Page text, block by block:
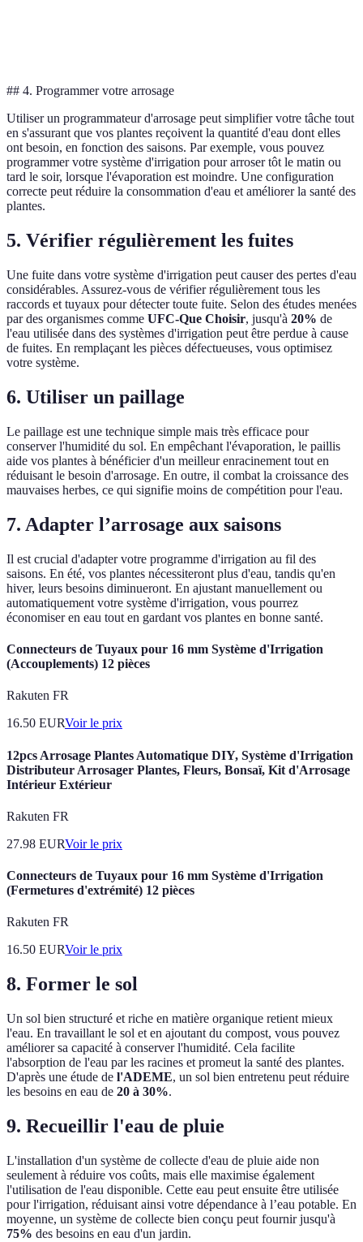
## 4. Programmer votre arrosage
Utiliser un programmateur d'arrosage peut simplifier votre tâche tout
en s'assurant que vos plantes reçoivent la quantité d'eau dont elles
ont besoin, en fonction des saisons. Par exemple, vous pouvez
programmer votre système d'irrigation pour arroser tôt le matin ou
tard le soir, lorsque l'évaporation est moindre. Une configuration
correcte peut réduire la consommation d'eau et améliorer la santé des
plantes.
5. Vérifier régulièrement les fuites
Une fuite dans votre système d'irrigation peut causer des pertes d'eau
considérables. Assurez-vous de vérifier régulièrement tous les
raccords et tuyaux pour détecter toute fuite. Selon des études menées
par des organismes comme UFC-Que Choisir, jusqu'à 20% de
l'eau utilisée dans des systèmes d'irrigation peut être perdue à cause
de fuites. En remplaçant les pièces défectueuses, vous optimisez
votre système.
6. Utiliser un paillage
Le paillage est une technique simple mais très efficace pour
conserver l'humidité du sol. En empêchant l'évaporation, le paillis
aide vos plantes à bénéficier d'un meilleur enracinement tout en
réduisant le besoin d'arrosage. En outre, il combat la croissance des
mauvaises herbes, ce qui signifie moins de compétition pour l'eau.
7. Adapter l’arrosage aux saisons
Il est crucial d'adapter votre programme d'irrigation au fil des
saisons. En été, vos plantes nécessiteront plus d'eau, tandis qu'en
hiver, leurs besoins diminueront. En ajustant manuellement ou
automatiquement votre système d'irrigation, vous pourrez
économiser en eau tout en gardant vos plantes en bonne santé.
Connecteurs de Tuyaux pour 16 mm Système d'Irrigation
(Accouplements) 12 pièces
Rakuten FR
16.50 EURVoir le prix
12pcs Arrosage Plantes Automatique DIY, Système d'Irrigation
Distributeur Arrosager Plantes, Fleurs, Bonsaï, Kit d'Arrosage
Intérieur Extérieur
Rakuten FR
27.98 EURVoir le prix
Connecteurs de Tuyaux pour 16 mm Système d'Irrigation
(Fermetures d'extrémité) 12 pièces
Rakuten FR
16.50 EURVoir le prix
8. Former le sol
Un sol bien structuré et riche en matière organique retient mieux
l'eau. En travaillant le sol et en ajoutant du compost, vous pouvez
améliorer sa capacité à conserver l'humidité. Cela facilite
l'absorption de l'eau par les racines et promeut la santé des plantes.
D'après une étude de l'ADEME, un sol bien entretenu peut réduire
les besoins en eau de 20 à 30%.
9. Recueillir l'eau de pluie
L'installation d'un système de collecte d'eau de pluie aide non
seulement à réduire vos coûts, mais elle maximise également
l'utilisation de l'eau disponible. Cette eau peut ensuite être utilisée
pour l'irrigation, réduisant ainsi votre dépendance à l’eau potable. En
moyenne, un système de collecte bien conçu peut fournir jusqu'à
75% des besoins en eau d'un jardin.